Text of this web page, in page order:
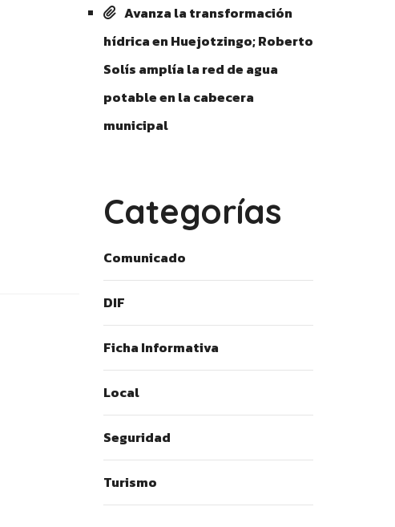
Avanza la transformación
hídrica en Huejotzingo; Roberto
Solís amplía la red de agua
potable en la cabecera
municipal
Categorías
Comunicado
DIF
Ficha Informativa
Local
Seguridad
Turismo